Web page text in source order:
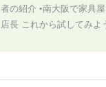
者の紹介 •南大阪で家具
店長 これから試してみよ